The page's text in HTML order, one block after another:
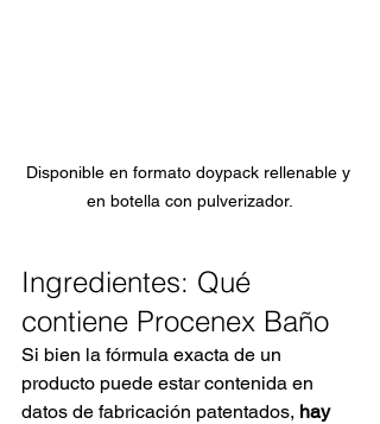
Disponible en formato doypack rellenable y
en botella con pulverizador.
Ingredientes: Qué
contiene Procenex Baño
Si bien la fórmula exacta de un
producto puede estar contenida en
datos de fabricación patentados, hay